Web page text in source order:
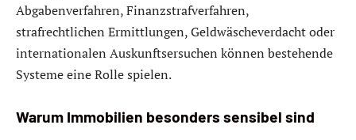
Abgabenverfahren, Finanzstrafverfahren,
strafrechtlichen Ermittlungen, Geldwäscheverdacht oder
internationalen Auskunftsersuchen können bestehende
Systeme eine Rolle spielen.
Warum Immobilien besonders sensibel sind